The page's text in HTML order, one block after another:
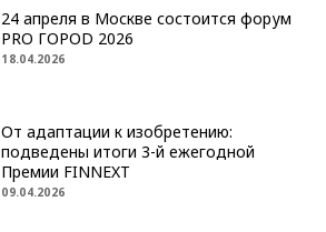
24 апреля в Москве состоится форум
PRO ГОРОD 2026
18.04.2026
От адаптации к изобретению:
подведены итоги 3-й ежегодной
Премии FINNEXT
09.04.2026